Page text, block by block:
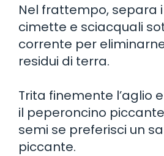
Nel frattempo, separa
cimette e sciacquali
corrente per
residui di terra.
Trita finemente l’aglio
il peperoncino
semi se preferisci un
piccante.